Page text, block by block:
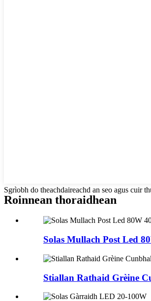
Sgrìobh do theachdaireachd an seo agus cuir
Roinnean thoraidhean
Solas Mullach Post Led
Stiallan Rathaid Grèine